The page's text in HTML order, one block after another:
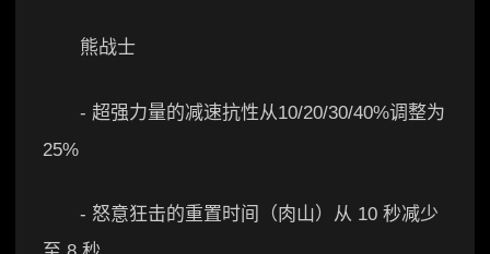
熊战士
- 超强力量的减速抗性从10/20/30/40%调整为
25%
- 怒意狂击的重置时间（肉山）从 10 秒减少